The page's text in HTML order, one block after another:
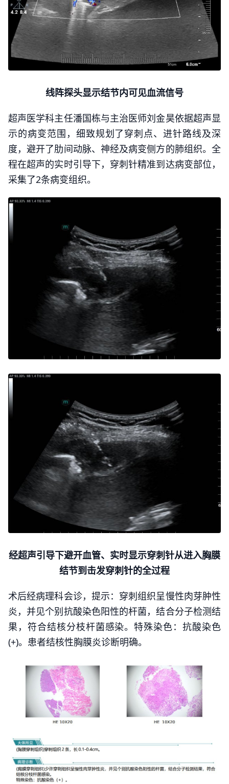
线阵探头显示结节内可见血流信号
超声医学科主任潘国栋与主治医师刘金昊依据超声显
示的病变范围，细致规划了穿刺点、进针路线及深
度，避开了肋间动脉、神经及病变侧方的肺组织。全
程在超声的实时引导下，穿刺针精准到达病变部位，
采集了2条病变组织。
经超声引导下避开血管、实时显示穿刺针从进入胸膜
结节到击发穿刺针的全过程
术后经病理科会诊，提示：穿刺组织呈慢性肉芽肿性
炎，并见个别抗酸染色阳性的杆菌，结合分子检测结
果，符合结核分枝杆菌感染。特殊染色：抗酸染色
(+)。患者结核性胸膜炎诊断明确。